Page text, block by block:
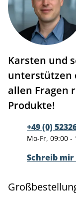
Karsten und
unterstützen
allen Fragen
Produkte!
+49 (0)
Mo-Fr, 09:00 -
Schreib mir